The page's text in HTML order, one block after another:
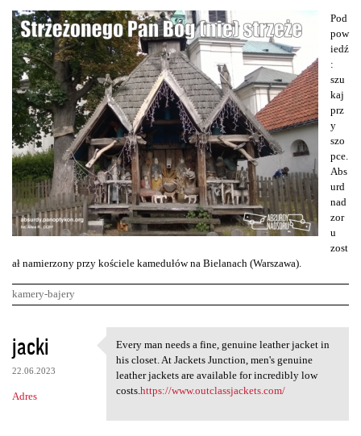
Pod
pow
iedź
:
szu
kaj
prz
y
szo
pce.
Abs
urd
nad
zor
u
zost
ał namierzony przy kościele kamedułów na Bielanach (Warszawa).
kamery-bajery
K
o
m
e
jacki
22.06.2023
Adres
Every man needs a fine,
Every man needs a fine, genuine leather jacket in
his closet. At Jackets Junction, men's genuine
leather jackets are available for incredibly low
costs.https://www.outclassjackets.com/